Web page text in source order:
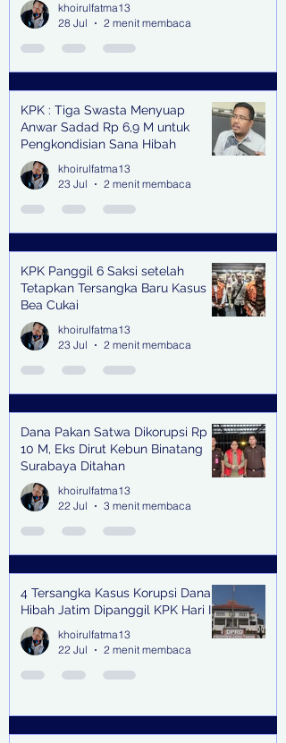
khoirulfatma13
28 Jul
2 menit membaca
KPK : Tiga Swasta Menyuap
Anwar Sadad Rp 6,9 M untuk
Pengkondisian Sana Hibah
khoirulfatma13
23 Jul
2 menit membaca
KPK Panggil 6 Saksi setelah
Tetapkan Tersangka Baru Kasus
Bea Cukai
khoirulfatma13
23 Jul
2 menit membaca
Dana Pakan Satwa Dikorupsi Rp
10 M, Eks Dirut Kebun Binatang
Surabaya Ditahan
khoirulfatma13
22 Jul
3 menit membaca
4 Tersangka Kasus Korupsi Dana
Hibah Jatim Dipanggil KPK Hari Ini
khoirulfatma13
22 Jul
2 menit membaca